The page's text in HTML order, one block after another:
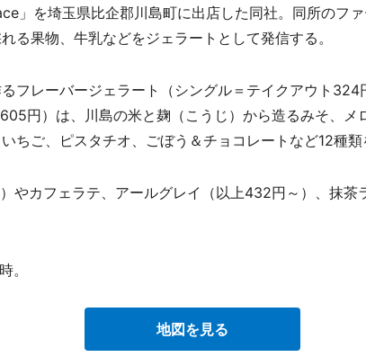
」を埼玉県比企郡川島町に出店した同社。同所のフ
る果物、牛乳などをジェラートとして発信する。
フレーバージェラート（シングル＝テイクアウト324
円）は、川島の米と麹（こうじ）から造るみそ、メ
ちご、ピスタチオ、ごぼう＆チョコレートなど12種類
やカフェラテ、アールグレイ（以上432円～）、抹茶
。
地図を見る